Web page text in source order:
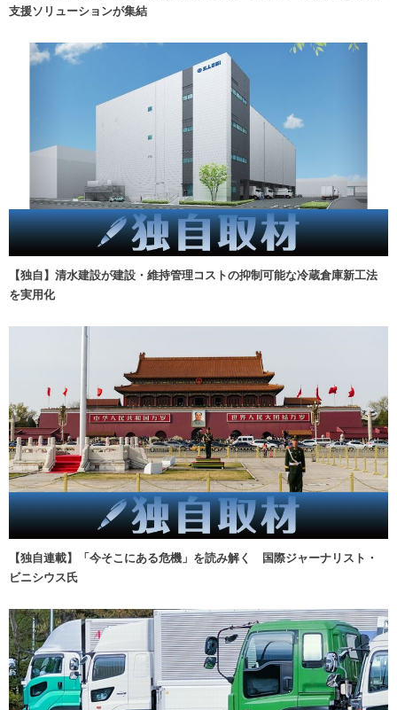
支援ソリューションが集結
【独自】清水建設が建設・維持管理コストの抑制可能な冷蔵倉庫新工法
を実用化
【独自連載】「今そこにある危機」を読み解く 国際ジャーナリスト・
ビニシウス氏